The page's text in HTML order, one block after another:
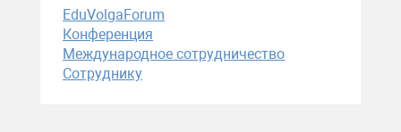
EduVolgaForum
Конференция
Международное сотрудничество
Сотруднику